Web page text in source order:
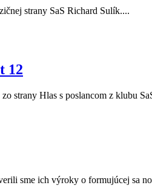
strany SaS Richard Sulík....
12
strany Hlas s poslancom z klubu
sme ich výroky o formujúcej sa